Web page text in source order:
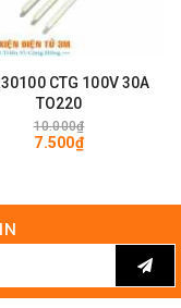
rất dễ dàng tại
CTG 100V 30A
TO220
10.000₫
7.500₫